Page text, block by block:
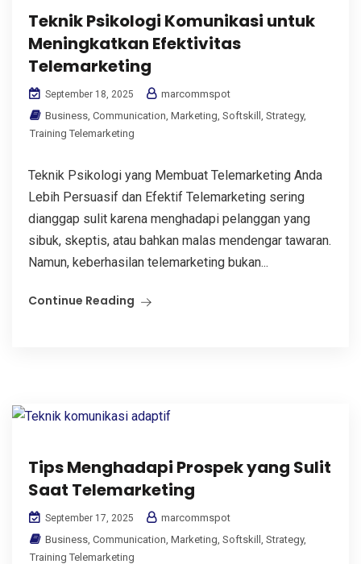
Teknik Psikologi Komunikasi untuk
Meningkatkan Efektivitas
Telemarketing
September 18, 2025
marcommspot
Business, Communication, Marketing, Softskill , Strategy,
Training Telemarketing
Teknik Psikologi yang Membuat Telemarketing Anda
Lebih Persuasif dan Efektif Telemarketing sering
dianggap sulit karena menghadapi pelanggan yang
sibuk, skeptis, atau bahkan malas mendengar tawaran.
Namun, keberhasilan telemarketing bukan...
Continue Reading
Tips Menghadapi Prospek yang Sulit
Saat Telemarketing
September 17, 2025
marcommspot
Business Communication Marketing Softskill Strategy,
Training Telemarketing